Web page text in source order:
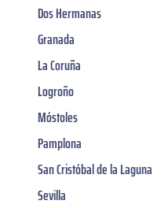
Dos Hermanas
Granada
La Coruña
Logroño
Móstoles
Pamplona
San Cristóbal de la Laguna
Sevilla